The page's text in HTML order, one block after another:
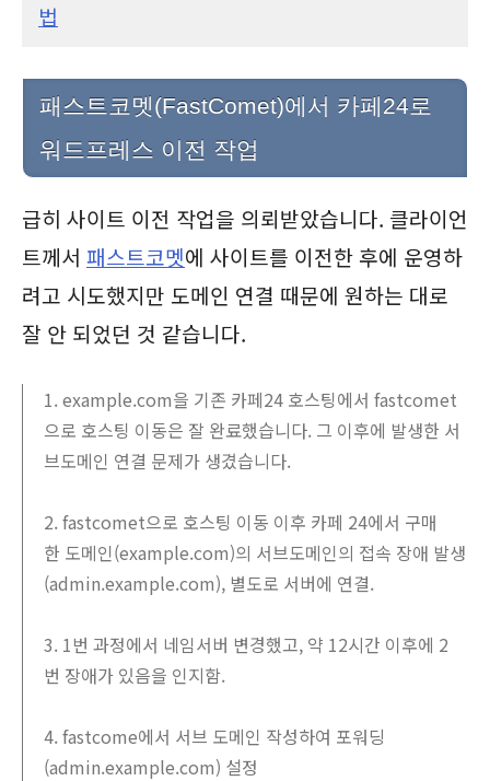
법
패스트코멧(FastComet)에서 카페24로
워드프레스 이전 작업
급히 사이트 이전 작업을 의뢰받았습니다. 클라이언
트께서 패스트코멧에 사이트를 이전한 후에 운영하
려고 시도했지만 도메인 연결 때문에 원하는 대로
잘 안 되었던 것 같습니다.
1. example.com을 기존 카페24 호스팅에서 fastcomet
으로 호스팅 이동은 잘 완료했습니다. 그 이후에 발생한 서
브도메인 연결 문제가 생겼습니다.
2. fastcomet으로 호스팅 이동 이후 카페 24에서 구매
한 도메인(example.com)의 서브도메인의 접속 장애 발생
(admin.example.com), 별도로 서버에 연결.
3. 1번 과정에서 네임서버 변경했고, 약 12시간 이후에 2
번 장애가 있음을 인지함.
4. fastcome에서 서브 도메인 작성하여 포워딩
(admin.example.com) 설정